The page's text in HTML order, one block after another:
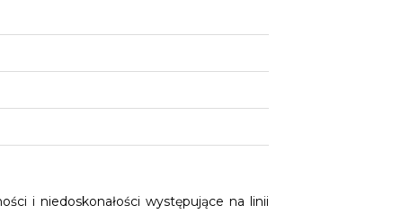
i niedoskonałości występujące na linii